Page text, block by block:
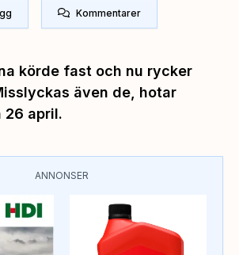
Kommentarer
körde fast och nu rycker
även de, hotar
26 april.
ANNONSER